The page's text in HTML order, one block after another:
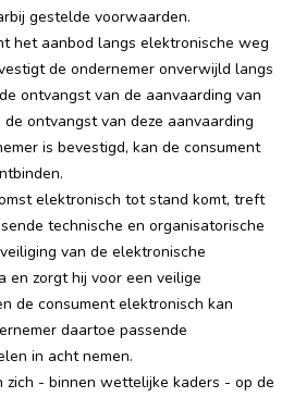
gestelde voorwaarden.
het aanbod langs elektronische weg
de ondernemer onverwijld langs
ontvangst van de aanvaarding van
ontvangst van deze aanvaarding
is bevestigd, kan de consument
elektronisch tot stand komt, treft
technische en organisatorische
van de elektronische
en zorgt hij voor een veilige
de consument elektronisch kan
daartoe passende
in acht nemen.
zich - binnen wettelijke kaders - op de